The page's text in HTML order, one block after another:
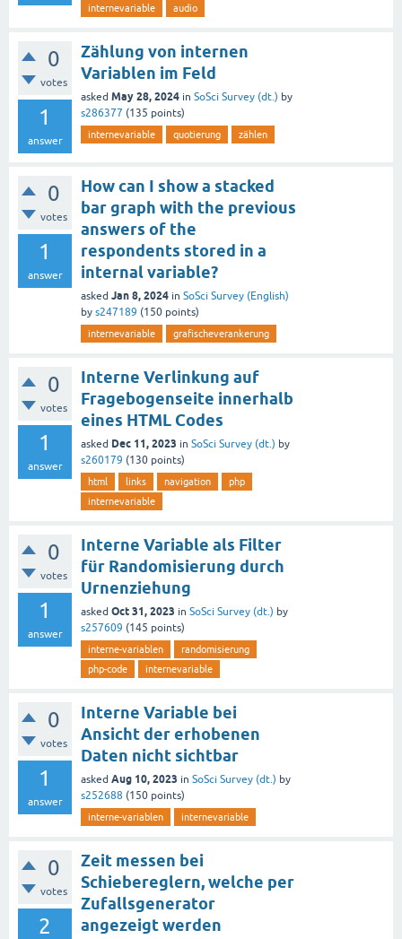
internevariable audio
0
votes
1
answer
Zählung von internen
Variablen im Feld
asked May 28, 2024 in SoSci Survey (dt.) by
s286377 (135 points)
internevariable quotierung zählen
0
votes
1
answer
How can I show a stacked
bar graph with the previous
answers of the
respondents stored in a
internal variable?
asked Jan 8, 2024 in SoSci Survey (English)
by s247189 (150 points)
internevariable grafischeverankerung
0
votes
1
answer
Interne Verlinkung auf
Fragebogenseite innerhalb
eines HTML Codes
asked Dec 11, 2023 in SoSci Survey (dt.) by
s260179 (130 points)
html links navigation
php
internevariable
0
votes
1
answer
Interne Variable als Filter
für Randomisierung durch
Urnenziehung
asked Oct 31, 2023 in SoSci Survey (dt.) by
s257609 (145 points)
interne-variablen
randomisierung
php-code
internevariable
0
votes
1
answer
Interne Variable bei
Ansicht der erhobenen
Daten nicht sichtbar
asked Aug 10, 2023 in SoSci Survey (dt.) by
s252688 (150 points)
interne-variablen internevariable
0
votes
2
Zeit messen bei
Schiebereglern, welche per
Zufallsgenerator
angezeigt werden